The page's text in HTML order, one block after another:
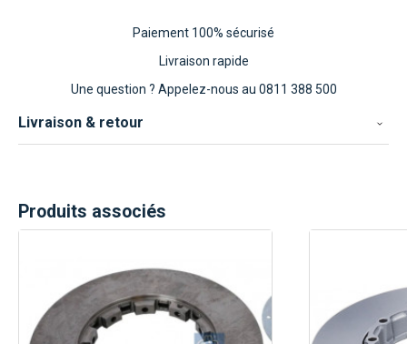
Paiement 100% sécurisé
Livraison rapide
Une question ? Appelez-nous au 0811 388 500
Livraison & retour
Produits associés